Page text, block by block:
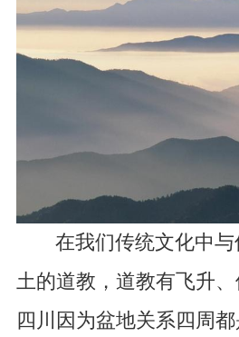
在我们传统文化中
土的道教，道教有飞升、
四川因为盆地关系四周